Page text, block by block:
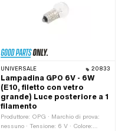
UNIVERSALE 20833
Lampadina GPO 6V - 6W
(E10, filetto con vetro
grande) Luce posteriore a 1
filamento
Produttore: OPG · Marchio di prova:
nessuno · Tensione: 6 V · Colore: